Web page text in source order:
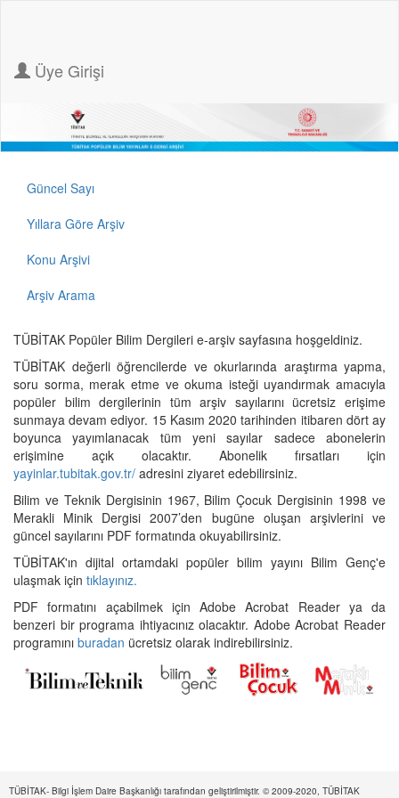
Üye Girişi
Güncel Sayı
Yıllara Göre Arşiv
Konu Arşivi
Arşiv Arama
TÜBİTAK Popüler Bilim Dergileri e-arşiv sayfasına hoşgeldiniz.
TÜBİTAK değerli öğrencilerde ve okurlarında araştırma yapma,
soru sorma, merak etme ve okuma isteği uyandırmak amacıyla
popüler bilim dergilerinin tüm arşiv sayılarını ücretsiz erişime
sunmaya devam ediyor. 15 Kasım 2020 tarihinden itibaren dört ay
boyunca yayımlanacak tüm yeni sayılar sadece abonelerin
erişimine açık olacaktır. Abonelik fırsatları için
yayinlar.tubitak.gov.tr/ adresini ziyaret edebilirsiniz.
Bilim ve Teknik Dergisinin 1967, Bilim Çocuk Dergisinin 1998 ve
Merakli Minik Dergisi 2007’den bugüne oluşan arşivlerini ve
güncel sayılarını PDF formatında okuyabilirsiniz.
TÜBİTAK'ın dijital ortamdaki popüler bilim yayını Bilim Genç'e
ulaşmak için tıklayınız.
PDF formatını açabilmek için Adobe Acrobat Reader ya da
benzeri bir programa ihtiyacınız olacaktır. Adobe Acrobat Reader
programını buradan ücretsiz olarak indirebilirsiniz.
TÜBİTAK- Bilgi İşlem Daire Başkanlığı tarafından geliştirilmiştir. © 2009-2020, TÜBİTAK